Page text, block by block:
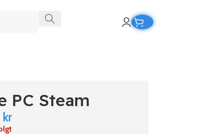
PC Steam
kr